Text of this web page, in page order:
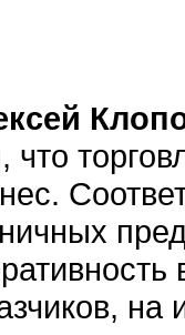
что